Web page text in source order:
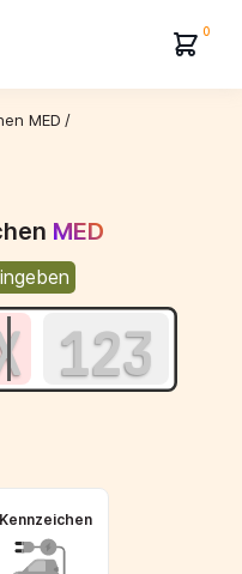
0
MED /
MED